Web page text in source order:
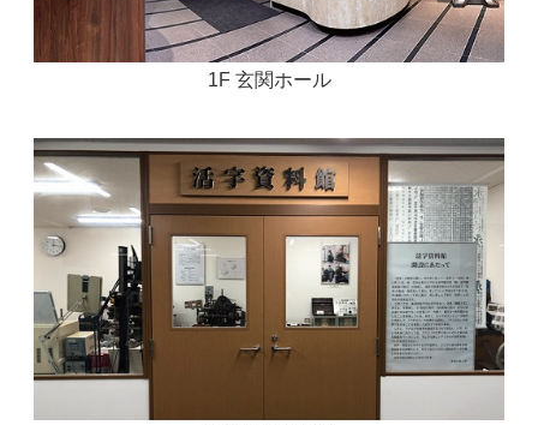
1F 玄関ホール